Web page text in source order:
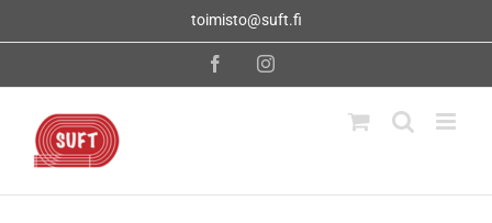
toimisto@suft.fi
FacebookInstagram